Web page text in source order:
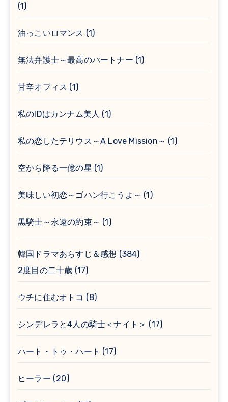
(1)
油っこいロマンス (1)
無法弁護士～最高のパートナー (1)
甘辛オフィス (1)
私のIDはカンナム美人 (1)
私の恋したテリウス～A Love Mission～ (1)
空から降る一億の星 (1)
美味しい初恋～ゴハン行こうよ～ (1)
黒騎士～永遠の約束～ (1)
韓国ドラマあらすじ＆感想 (384)
2度目の二十歳 (17)
ウチに住むオトコ (8)
シンデレラと4人の騎士＜ナイト＞ (17)
ハート・トゥ・ハート (17)
ヒーラー (20)